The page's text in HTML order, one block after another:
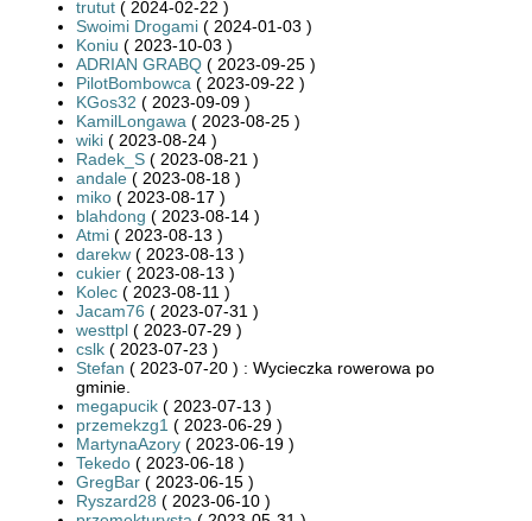
trutut ( 2024-02-22 )
Swoimi Drogami ( 2024-01-03 )
Koniu ( 2023-10-03 )
ADRIAN GRABQ ( 2023-09-25 )
PilotBombowca ( 2023-09-22 )
KGos32 ( 2023-09-09 )
KamilLongawa ( 2023-08-25 )
wiki ( 2023-08-24 )
Radek_S ( 2023-08-21 )
andale ( 2023-08-18 )
miko ( 2023-08-17 )
blahdong ( 2023-08-14 )
Atmi ( 2023-08-13 )
darekw ( 2023-08-13 )
cukier ( 2023-08-13 )
Kolec ( 2023-08-11 )
Jacam76 ( 2023-07-31 )
westtpl ( 2023-07-29 )
cslk ( 2023-07-23 )
Stefan ( 2023-07-20 ) : Wycieczka rowerowa po
gminie.
megapucik ( 2023-07-13 )
przemekzg1 ( 2023-06-29 )
MartynaAzory ( 2023-06-19 )
Tekedo ( 2023-06-18 )
GregBar ( 2023-06-15 )
Ryszard28 ( 2023-06-10 )